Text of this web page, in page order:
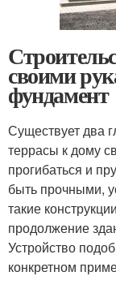
своими
фундамент
Существует два
террасы к дому
прогибаться и
быть прочными,
такие
продолжение
Устройство
конкретном